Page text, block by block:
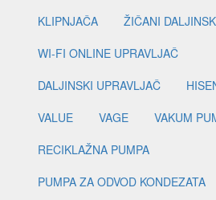
KLIPNJAČA
ŽIČANI
WI-FI ONLINE UPRAVLJAČ
DALJINSKI UPRAVLJAČ
VALUE
VAGE
VAKUM
RECIKLAŽNA PUMPA
PUMPA ZA ODVOD KONDEZATA